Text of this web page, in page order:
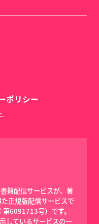
ポリシー
籍配信サービスが、著
正規版配信サービスで
6091713号）です。
しているサービスの一